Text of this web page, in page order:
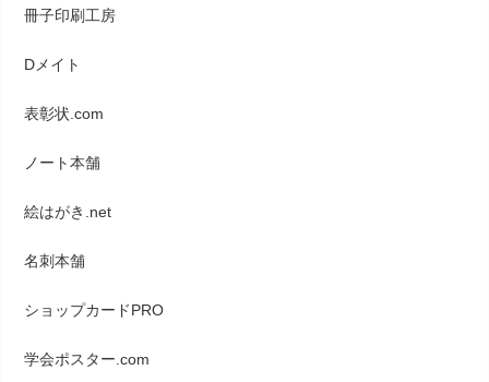
冊子印刷工房
Dメイト
表彰状.com
ノート本舗
絵はがき.net
名刺本舗
ショップカードPRO
学会ポスター.com